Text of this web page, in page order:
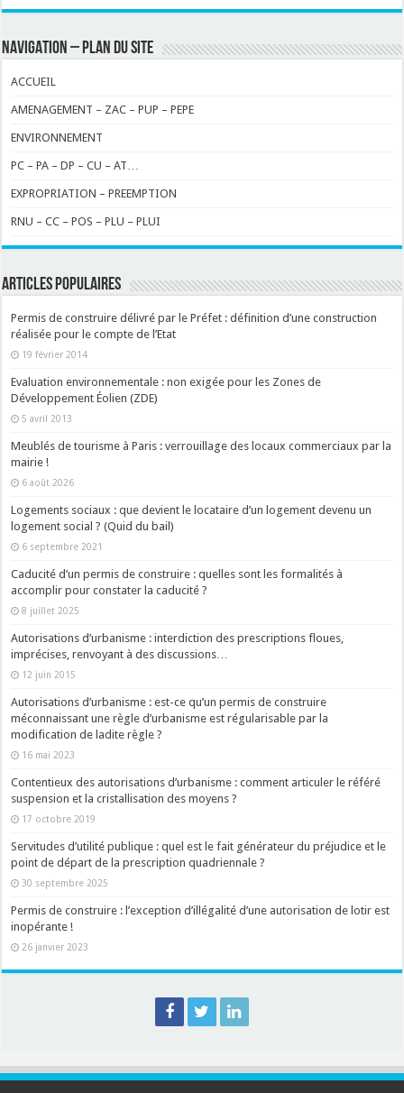
NAVIGATION – PLAN DU SITE
ACCUEIL
AMENAGEMENT – ZAC – PUP – PEPE
ENVIRONNEMENT
PC – PA – DP – CU – AT…
EXPROPRIATION – PREEMPTION
RNU – CC – POS – PLU – PLUI
ARTICLES POPULAIRES
Permis de construire délivré par le Préfet : définition d’une construction
réalisée pour le compte de l’Etat
19 février 2014
Evaluation environnementale : non exigée pour les Zones de
Développement Éolien (ZDE)
5 avril 2013
Meublés de tourisme à Paris : verrouillage des locaux commerciaux par la
mairie !
6 août 2026
Logements sociaux : que devient le locataire d’un logement devenu un
logement social ? (Quid du bail)
6 septembre 2021
Caducité d’un permis de construire : quelles sont les formalités à
accomplir pour constater la caducité ?
8 juillet 2025
Autorisations d’urbanisme : interdiction des prescriptions floues,
imprécises, renvoyant à des discussions…
12 juin 2015
Autorisations d’urbanisme : est-ce qu’un permis de construire
méconnaissant une règle d’urbanisme est régularisable par la
modification de ladite règle ?
16 mai 2023
Contentieux des autorisations d’urbanisme : comment articuler le référé
suspension et la cristallisation des moyens ?
17 octobre 2019
Servitudes d’utilité publique : quel est le fait générateur du préjudice et le
point de départ de la prescription quadriennale ?
30 septembre 2025
Permis de construire : l’exception d’illégalité d’une autorisation de lotir est
inopérante !
26 janvier 2023